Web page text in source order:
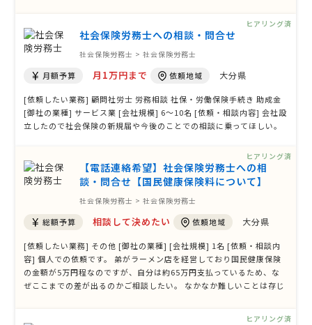
社会保険労務士への相談・問合せ
社会保険労務士 > 社会保険労務士
月額予算 月1万円まで 依頼地域 大分県
[依頼したい業務] 顧問社労士 労務相談 社保・労働保険手続き 助成金
[御社の業種] サービス業 [会社規模] 6〜10名 [依頼・相談内容] 会社設
立したので社会保険の新規届や今後のことでの相談に乗ってほしい。
ヒアリング済
【電話連絡希望】社会保険労務士への相
談・問合せ【国民健康保険料について】
社会保険労務士 > 社会保険労務士
総額予算 相談して決めたい 依頼地域 大分県
[依頼したい業務] その他 [御社の業種] [会社規模] 1名 [依頼・相談内
容] 個人での依頼です。 弟がラーメン店を経営しており国民健康保険
の金額が5万円程なのですが、自分は約65万円支払っているため、な
ぜここまでの差が出るのかご相談したい。 なかなか難しいことは存じ
ヒアリング済
ヒアリング済